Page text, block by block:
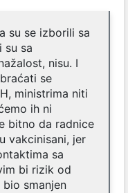
su se izborili sa
su sa
nisu. I
se
ministrima niti
ih ni
bitno da radnice
vakcinisani, jer
sa
bi rizik od
smanjen